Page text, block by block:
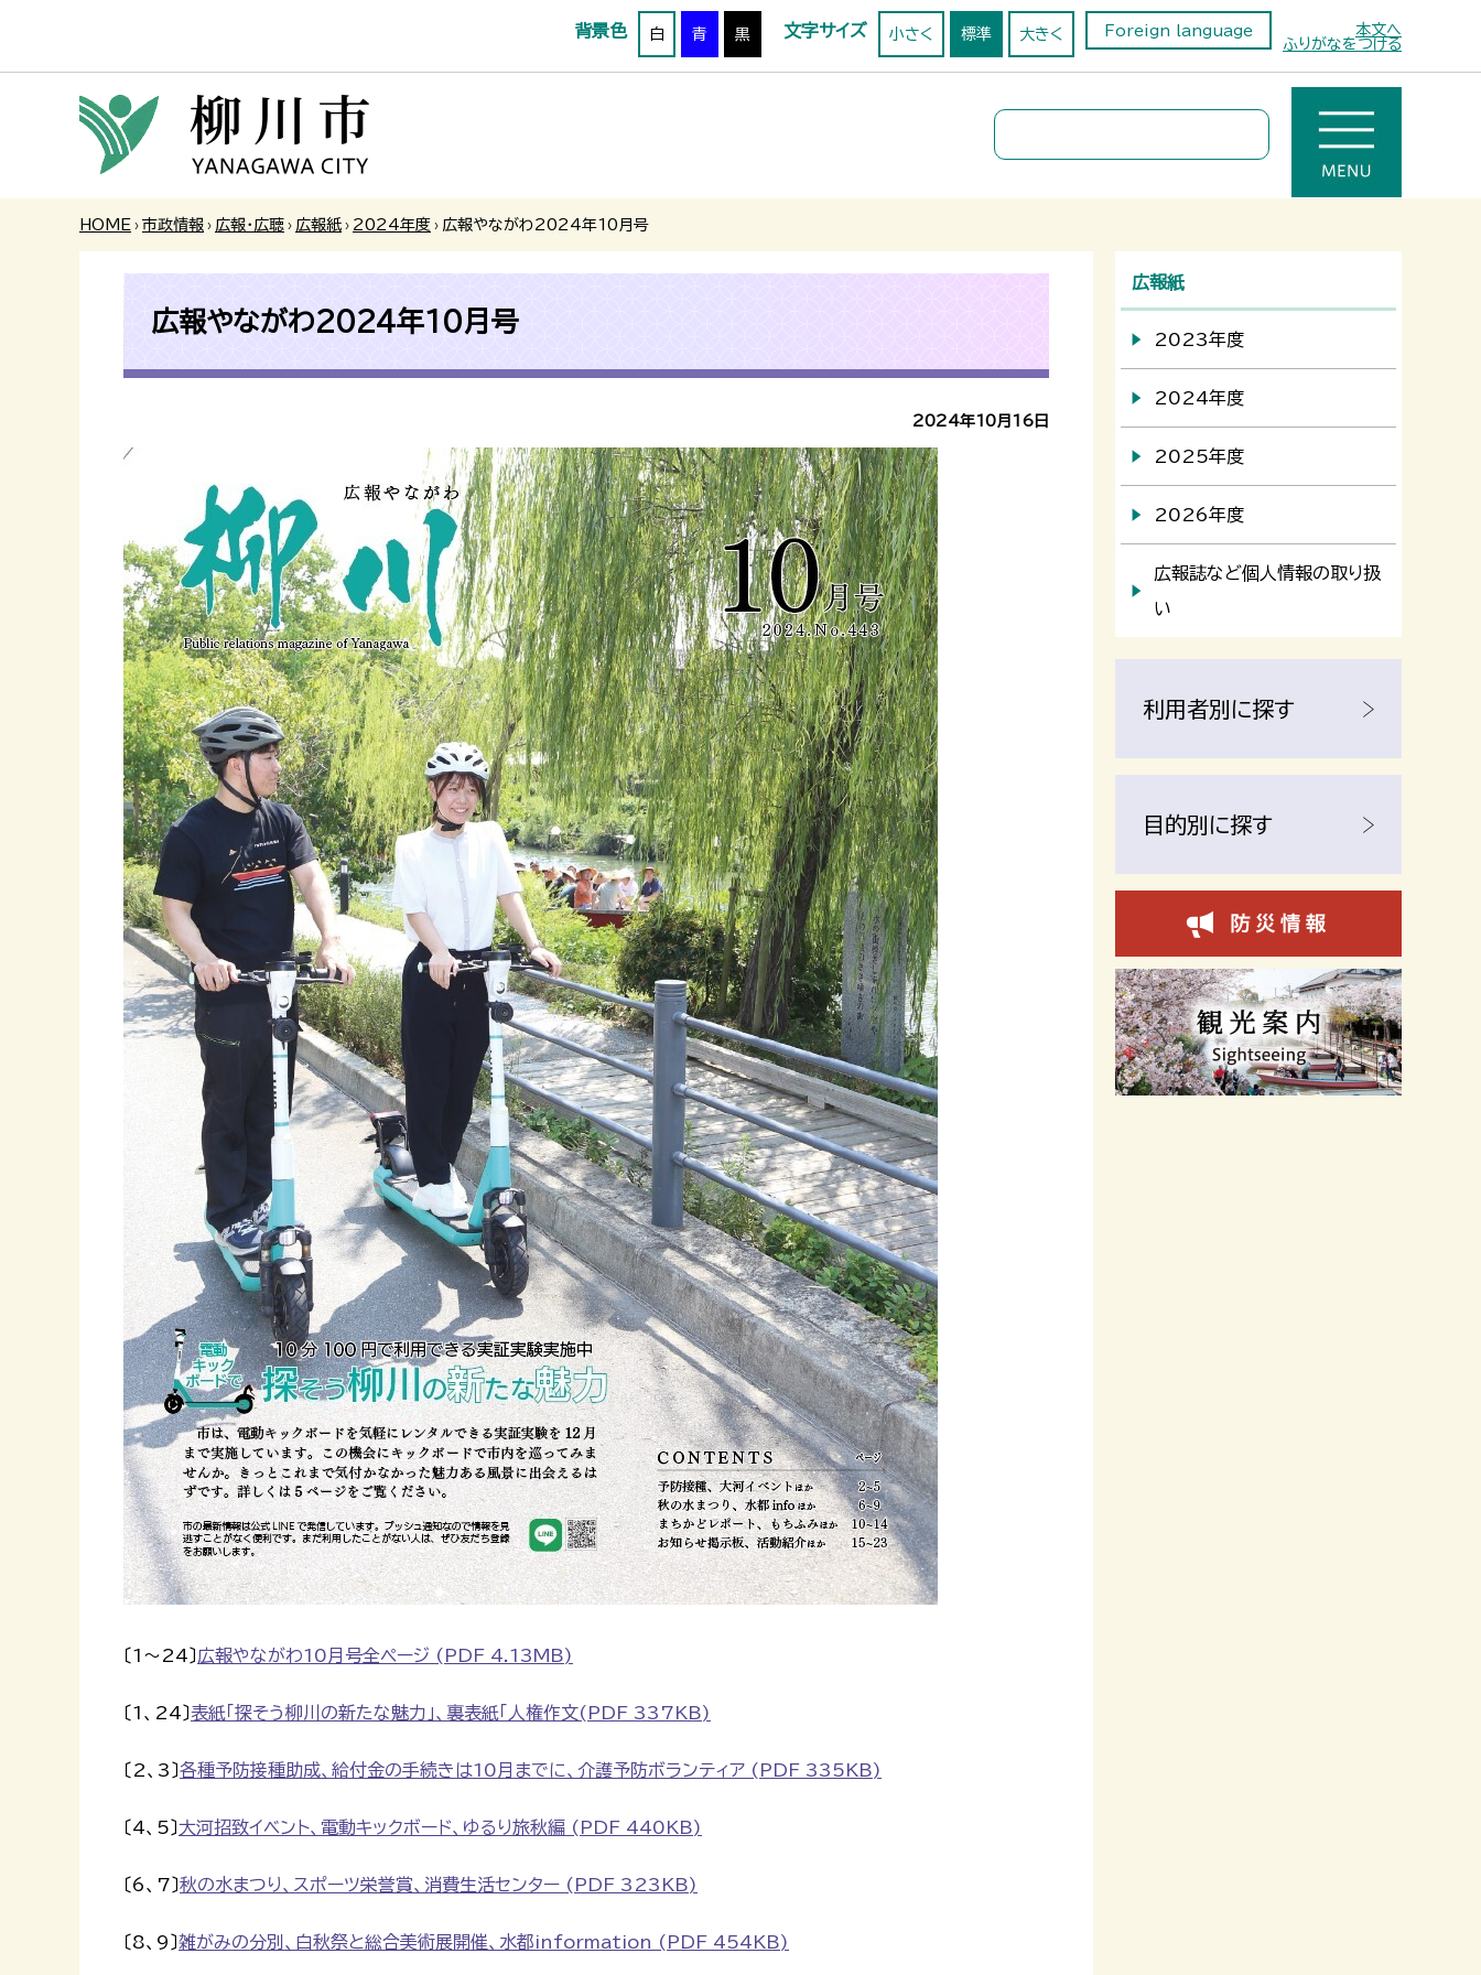
本文へ
背景色 白 青 黒 文字サイズ 小さく 標準 大きく
Foreign language
ふりがなをつける
HOME › 市政情報 › 広報・広聴 › 広報紙 › 2024年度 › 広報やながわ2024年10月号
広報やながわ2024年10月号
2024年10月16日
〔1～24〕 広報やながわ10月号全ページ (PDF 4.13MB)
〔1、24〕表紙「探そう柳川の新たな魅力」、裏表紙「人権作文(PDF 337KB)
〔2、3〕各種予防接種助成、給付金の手続きは10月までに、介護予防ボランティア (PDF 335KB)
〔4、5〕大河招致イベント、電動キックボード、ゆるり旅秋編 (PDF 440KB)
〔6、7〕秋の水まつり、スポーツ栄誉賞、消費生活センター (PDF 323KB)
〔8、9〕雑がみの分別、白秋祭と総合美術展開催、水都information (PDF 454KB)
広報紙
2023年度
2024年度
2025年度
2026年度
広報誌など個人情報の取り扱
い
利用者別に探す
目的別に探す